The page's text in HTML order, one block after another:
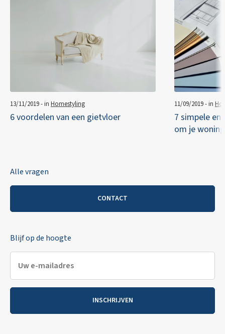
13/11/2019 - in Homestyling
6 voordelen van een gietvloer
11/09/2019 - in
7 simpele en
om je
Alle vragen
CONTACT
Blijf op de hoogte
INSCHRIJVEN